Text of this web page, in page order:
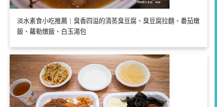
淡水素食小吃推薦｜臭香四溢的清蒸臭豆腐、臭豆腐拉麵、番茄燉
飯、蘿勒燉飯、白玉湯包